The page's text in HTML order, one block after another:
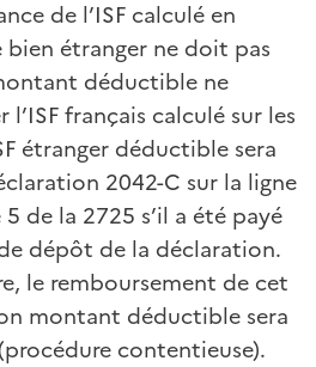
de l’ISF calculé en
bien étranger ne doit pas
déductible ne
l’ISF français calculé sur les
étranger déductible sera
2042-C sur la ligne
5 de la 2725 s’il a été payé
dépôt de la déclaration.
le remboursement de cet
montant déductible sera
contentieuse).